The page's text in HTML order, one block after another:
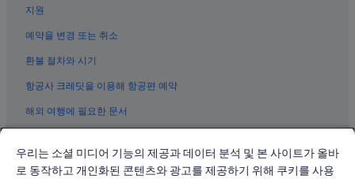
지원
예약을 변경 또는 취소
환불 절차와 시기
항공사 크레딧을 이용해 항공편 예약
해외 여행에 필요한 문서
우리는 소셜 미디어 기능의 제공과 데이터 분석 및 본 사이트가 올바
로 동작하고 개인화된 콘텐츠와 광고를 제공하기 위해 쿠키를 사용